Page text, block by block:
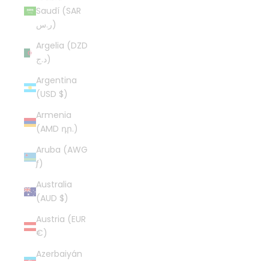
Saudí (SAR
ر.س)
Argelia (DZD
د.ج)
Argentina
(USD $)
Armenia
(AMD դր.)
Aruba (AWG
ƒ)
Australia
(AUD $)
Austria (EUR
€)
Azerbaiyán